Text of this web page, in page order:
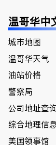
温哥华中
城市地图
温哥华天气
油站价格
警察局
公司地址查
综合地理信息
美国领事馆